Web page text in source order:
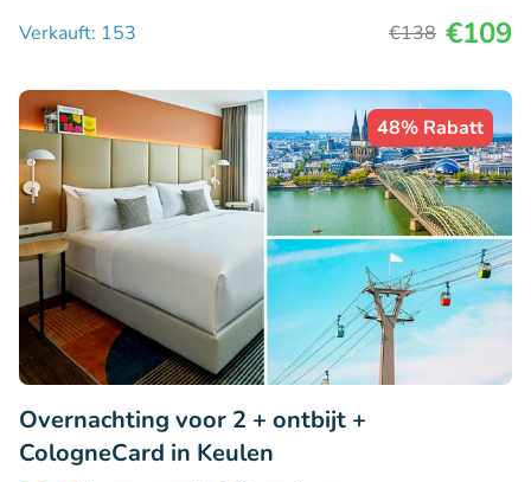
Verkauft: 153
€138 €109
48% Rabatt
Overnachting voor 2 + ontbijt +
CologneCard in Keulen